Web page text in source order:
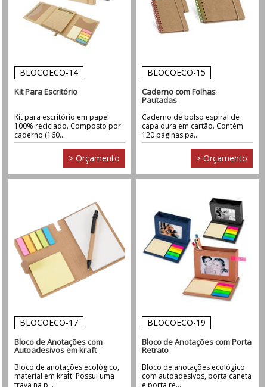
BLOCOECO-14
Kit Para Escritório
Kit para escritório em papel
100% reciclado. Composto por
caderno (160...
> Orçamento
BLOCOECO-15
Caderno com Folhas
Pautadas
Caderno de bolso espiral de
capa dura em cartão. Contém
120 páginas pa...
> Orçamento
BLOCOECO-17
Bloco de Anotações com
Autoadesivos em kraft
Bloco de anotações ecológico,
material em kraft. Possui uma
trava na p...
BLOCOECO-19
Bloco de Anotações com Porta
Retrato
Bloco de anotações ecológico
com autoadesivos, porta caneta
e porta re...